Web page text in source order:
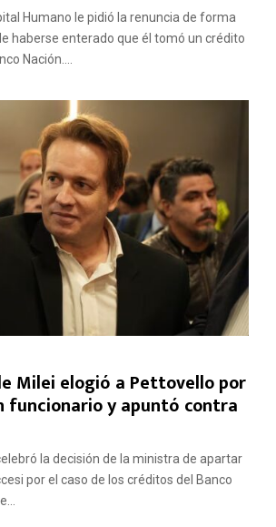
Humano le pidió la renuncia de forma
haberse enterado que él tomó un crédito
Nación....
Milei elogió a Pettovello por
funcionario y apuntó contra
la decisión de la ministra de apartar
por el caso de los créditos del Banco